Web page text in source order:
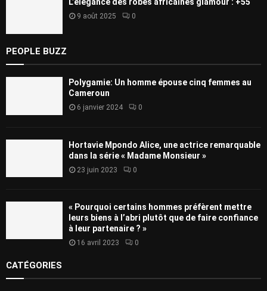
9 août 2025 0
PEOPLE BUZZ
Polygamie: Un homme épouse cinq femmes au
Cameroun
6 janvier 2024 0
Hortavie Mpondo Alice, une actrice remarquable
dans la série « Madame Monsieur »
23 juin 2023 0
« Pourquoi certains hommes préfèrent mettre
leurs biens à l’abri plutôt que de faire confiance
à leur partenaire ? »
16 avril 2023 0
CATÉGORIES